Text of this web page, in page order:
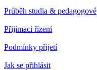
Průběh studia & pedagogové
Přijímací řízení
Podmínky přijetí
Jak se přihlásit